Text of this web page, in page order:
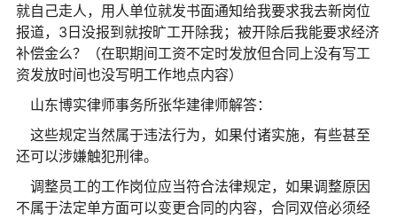
就自己走人，用人单位就发书面通知给我要求我去新岗位
报道，3日没报到就按旷工开除我；被开除后我能要求经济
补偿金么？（在职期间工资不定时发放但合同上没有写工
资发放时间也没写明工作地点内容）
山东博实律师事务所张华建律师解答：
这些规定当然属于违法行为，如果付诸实施，有些甚至
还可以涉嫌触犯刑律。
调整员工的工作岗位应当符合法律规定，如果调整原因
不属于法定单方面可以变更合同的内容，合同双倍必须经